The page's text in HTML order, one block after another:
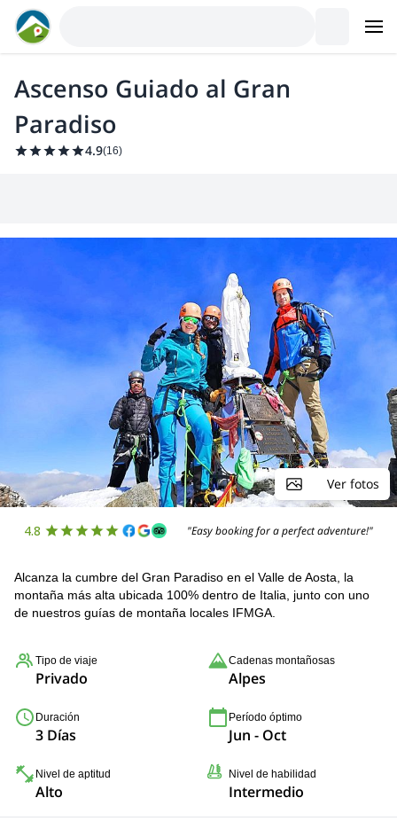
Ascenso Guiado al Gran
Paradiso
4.9(16)
Ver fotos
4.8 "Easy booking for a perfect adventure!"
Alcanza la cumbre del Gran Paradiso en el Valle de Aosta, la
montaña más alta ubicada 100% dentro de Italia, junto con uno
de nuestros guías de montaña locales IFMGA.
Tipo de viaje
Privado
Cadenas montañosas
Alpes
Duración
3 Días
Período óptimo
Jun - Oct
Nivel de aptitud
Alto
Nivel de habilidad
Intermedio